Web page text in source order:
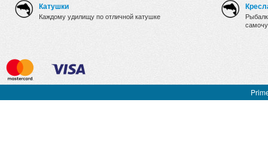
Катушки
Каждому удилищу по отличной катушке